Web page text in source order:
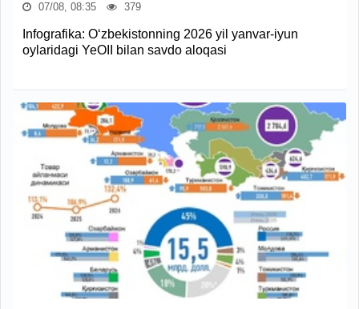
07/08, 08:35 379
Infografika: O‘zbekistonning 2026 yil yanvar-iyun
oylaridagi YeOII bilan savdo aloqasi